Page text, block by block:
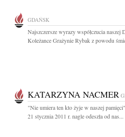
GDAŃSK
Najszczersze wyrazy współczucia naszej
Koleżance Grażynie Rybak z powodu
KATARZYNA NACMER
"Nie umiera ten kto żyje w naszej
21 stycznia 2011 r. nagle odeszła od nas...